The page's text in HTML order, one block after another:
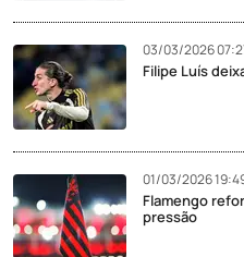
03/03/2026
Filipe Luís
01/03/2026
Flamengo
pressão